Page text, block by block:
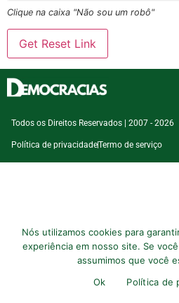
Clique na caixa "Não sou um robô"
Todos os Direitos Reservados | 2007 - 2026
Política de privacidadeTermo de serviço
Nós utilizamos cookies para
experiência em nosso site. Se
assumimos que você
Ok
Política de